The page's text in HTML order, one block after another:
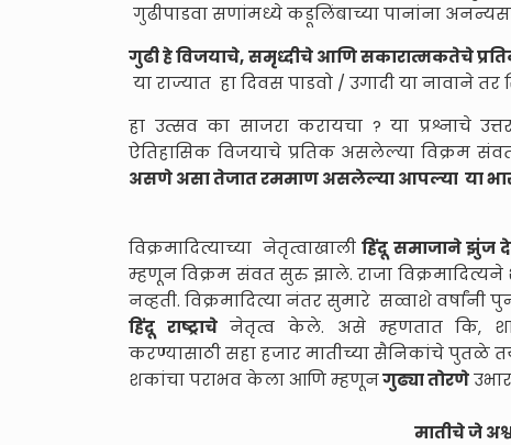
गुढीपाडवा सणांमध्ये कडूलिंबाच्या पानांना
गुढी हे विजयाचे, समृध्दीचे आणि सकारात्मकतेचे
या राज्यात हा दिवस पाडवो / उगादी या नावाने
हा उत्सव का साजरा करायचा ? या प्रश्नाचे
ऐतिहासिक विजयाचे प्रतिक असलेल्या विक्रम
असणे असा तेजात रममाण असलेल्या आपल्या या
विक्रमादित्याच्या नेतृत्वाखालीहिंदू समाजाने झुंज
म्हणून विक्रम संवत सुरु झाले. राजा
नव्हती. विक्रमादित्या नंतर सुमारे सव्वाशे
हिंदू राष्ट्राचे नेतृत्व केले. असे म्हणतात कि,
करण्यासाठी सहा हजार मातीच्या सैनिकांचे पुतळे
शकांचा पराभव केला आणि म्हणूनगुढ्या तोरणे
मातीचे जे